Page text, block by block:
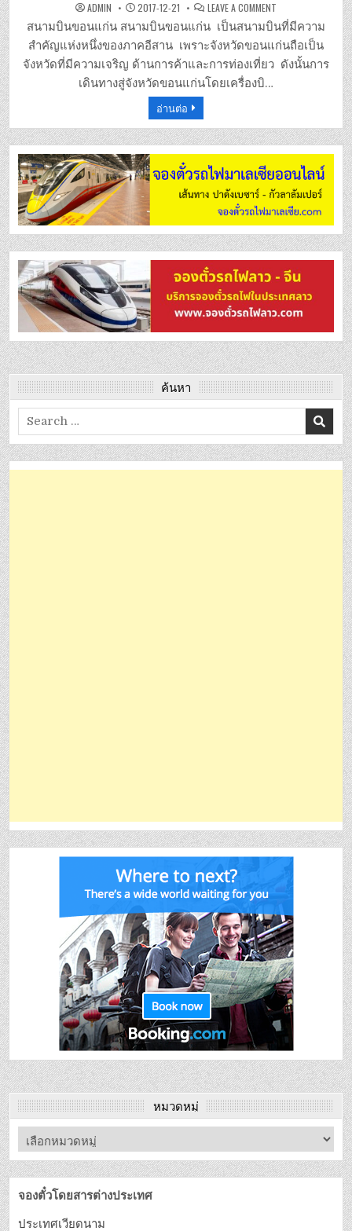
ADMIN 2017-12-21 LEAVE A COMMENT
สนาม
บิน
ขอนแก่น
สนามบินขอนแก่น สนามบินขอนแก่น เป็นสนามบินที่มีความ
สำคัญแห่งหนึ่งของภาคอีสาน เพราะจังหวัดขอนแก่นถือเป็น
จังหวัดที่มีความเจริญ ด้านการค้าและการท่องเที่ยว ดังนั้นการ
เดินทางสู่จังหวัดขอนแก่นโดยเครื่องบิ…
อ่านต่อ
ค้นหา
Search
for:
หมวดหมู่
จองตั๋วโดยสารต่างประเทศ
ประเทศเวียดนาม